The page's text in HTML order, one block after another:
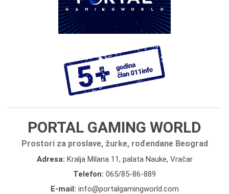
PORTAL GAMING WORLD
Prostori za proslave, žurke, rođendane Beograd
Adresa: Kralja Milana 11, palata Nauke, Vračar
Telefon: 065/85-86-889
E-mail: info@portalgamingworld.com